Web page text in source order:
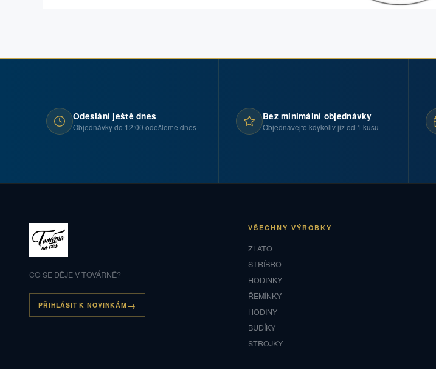
Odeslání ještě dnes
Objednávky do 12:00 odešleme dnes
Bez minimální objednávky
Objednávejte kdykoliv již od 1 kusu
CO SE DĚJE V TOVÁRNĚ?
PŘIHLÁSIT K NOVINKÁM
VŠECHNY VÝROBKY
ZLATO
STŘÍBRO
HODINKY
ŘEMÍNKY
HODINY
BUDÍKY
STROJKY